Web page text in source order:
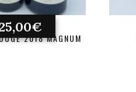
2018 MAGNUM
€